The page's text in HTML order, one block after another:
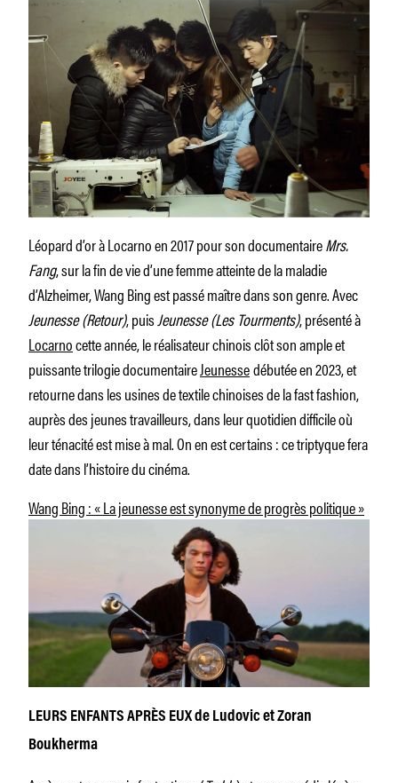
Léopard d’or à Locarno en 2017 pour son documentaireMrs.
Fang, sur la fin de vie d’une femme atteinte de la maladie
d’Alzheimer, Wang Bing est passé maître dans son genre. Avec
Jeunesse (Retour), puisJeunesse (Les Tourments), présenté à
Locarnocette année, le réalisateur chinois clôt son ample et
puissante trilogie documentaireJeunessedébutée en 2023, et
retourne dans les usines de textile chinoises de la fast fashion,
auprès des jeunes travailleurs, dans leur quotidien difficile où
leur ténacité est mise à mal. On en est certains : ce triptyque fera
date dans l’histoire du cinéma.
Wang Bing : « La jeunesse est synonyme de progrès politique »
LEURS ENFANTS APRÈS EUX de Ludovic et Zoran
Boukherma